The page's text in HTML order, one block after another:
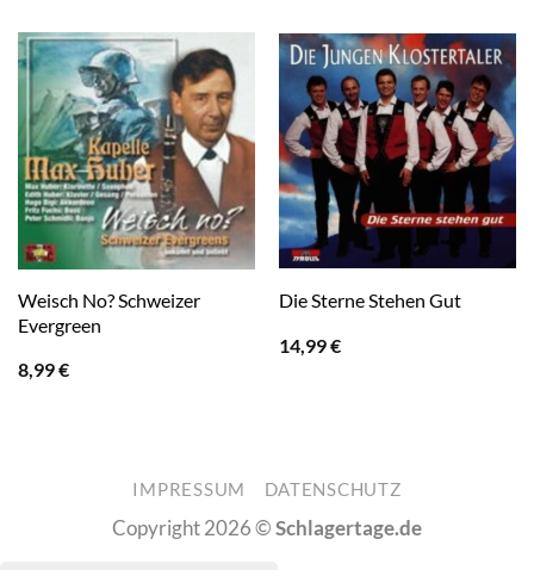
Weisch No? Schweizer
Evergreen
8,99€
Die Sterne Stehen Gut
14,99€
IMPRESSUM DATENSCHUTZ
Copyright 2026 ©Schlagertage.de